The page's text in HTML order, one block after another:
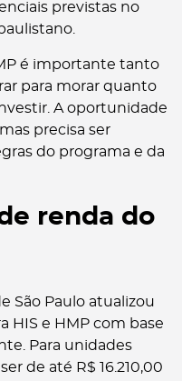
previstas no
é importante tanto
para morar quanto
A oportunidade
precisa ser
do programa e da
renda do
São Paulo atualizou
HIS e HMP com base
Para unidades
de até R$ 16.210,00